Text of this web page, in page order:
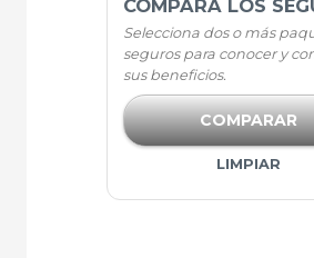
COMPARA LOS
Selecciona dos o más
seguros para conocer y
sus beneficios.
COMPARAR
LIMPIAR